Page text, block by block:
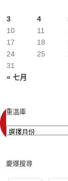
« 七月
3
4
10
11
17
18
24
25
31
重溫庫
慶爆搜尋